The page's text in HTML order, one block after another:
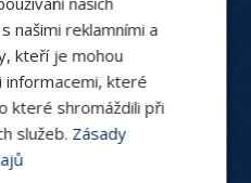
8:30 - 16:00
produktů
ventily
našimi reklamními a
kteří je mohou
informacemi, které
které shromáždili při
služeb. Zásady